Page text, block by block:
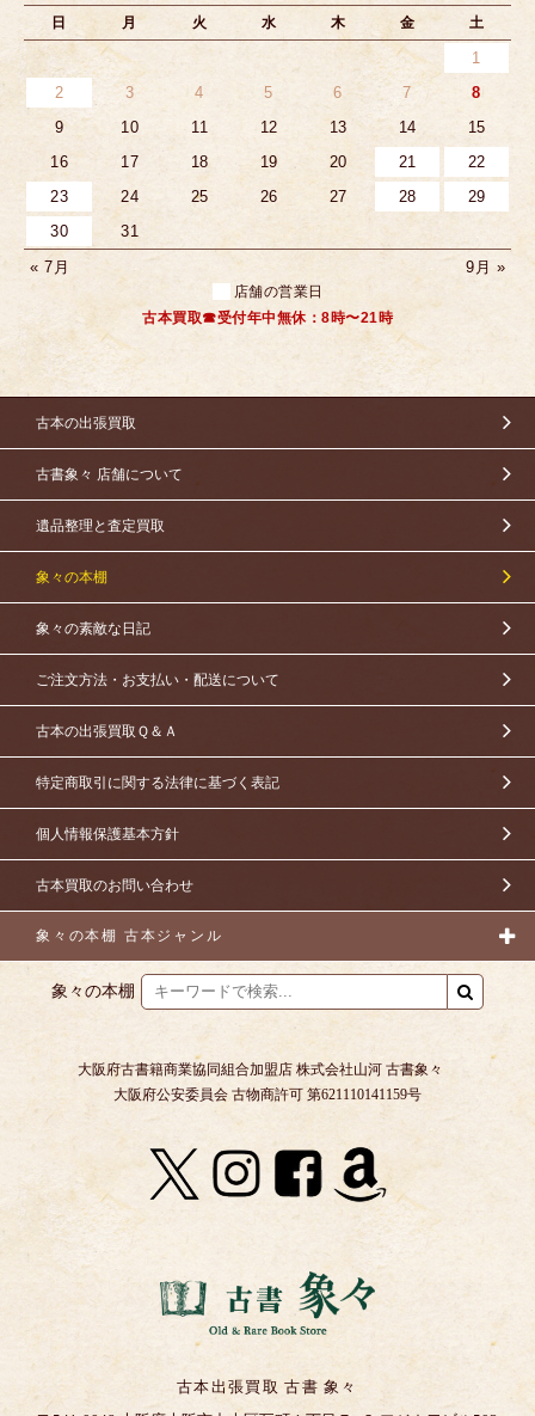
日 月 火 水 木 金 土
1
2
3 4 5 6 7
8
9
10 11 12 13 14
15
16
17 18 19 20 21
22
23
24 25 26 27 28
29
30
31
« 7月
9月 »
店舗の営業日
古本買取☎受付年中無休：8時〜21時
古本の出張買取
古書象々 店舗について
遺品整理と査定買取
象々の本棚
象々の素敵な日記
ご注文方法・お支払い・配送について
古本の出張買取Ｑ＆Ａ
特定商取引に関する法律に基づく表記
個人情報保護基本方針
古本買取のお問い合わせ
象々の本棚 古本ジャンル
象々の本棚
大阪府古書籍商業協同組合加盟店 株式会社山河 古書象々
大阪府公安委員会 古物商許可 第621110141159号
古本出張買取 古書 象々